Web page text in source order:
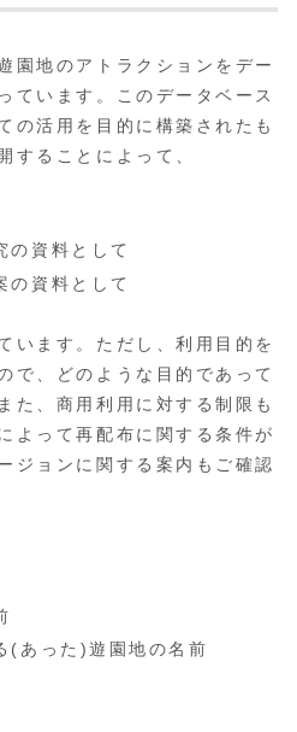
園地のアトラクションをデー
ています。このデータベース
の活用を目的に構築されたも
することによって、
の資料として
の資料として
います。ただし、利用目的を
で、どのような目的であって
た、商用利用に対する制限も
よって再配布に関する条件が
ジョンに関する案内もご確認
(あった)遊園地の名前